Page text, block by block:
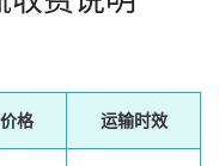
格 运输时效